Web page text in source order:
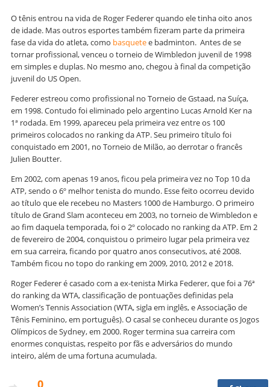
O tênis entrou na vida de Roger Federer quando ele tinha oito anos
de idade. Mas outros esportes também fizeram parte da primeira
fase da vida do atleta, como basquetee badminton. Antes de se
tornar profissional, venceu o torneio de Wimbledon juvenil de 1998
em simples e duplas. No mesmo ano, chegou à final da competição
juvenil do US Open.
Federer estreou como profissional no Torneio de Gstaad, na Suíça,
em 1998. Contudo foi eliminado pelo argentino Lucas Arnold Ker na
1ª rodada. Em 1999, apareceu pela primeira vez entre os 100
primeiros colocados no ranking da ATP. Seu primeiro título foi
conquistado em 2001, no Torneio de Milão, ao derrotar o francês
Julien Boutter.
Em 2002, com apenas 19 anos, ficou pela primeira vez no Top 10 da
ATP, sendo o 6º melhor tenista do mundo. Esse feito ocorreu devido
ao título que ele recebeu no Masters 1000 de Hamburgo. O primeiro
título de Grand Slam aconteceu em 2003, no torneio de Wimbledon e
ao fim daquela temporada, foi o 2º colocado no ranking da ATP. Em 2
de fevereiro de 2004, conquistou o primeiro lugar pela primeira vez
em sua carreira, ficando por quatro anos consecutivos, até 2008.
Também ficou no topo do ranking em 2009, 2010, 2012 e 2018.
Roger Federer é casado com a ex-tenista Mirka Federer, que foi a 76ª
do ranking da WTA, classificação de pontuações definidas pela
Women’s Tennis Association (WTA, sigla em inglês, e Associação de
Tênis Feminino, em português). O casal se conheceu durante os Jogos
Olímpicos de Sydney, em 2000. Roger termina sua carreira com
enormes conquistas, respeito por fãs e adversários do mundo
inteiro, além de uma fortuna acumulada.